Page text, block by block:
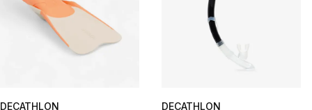
DECATHLON
DECATHLON